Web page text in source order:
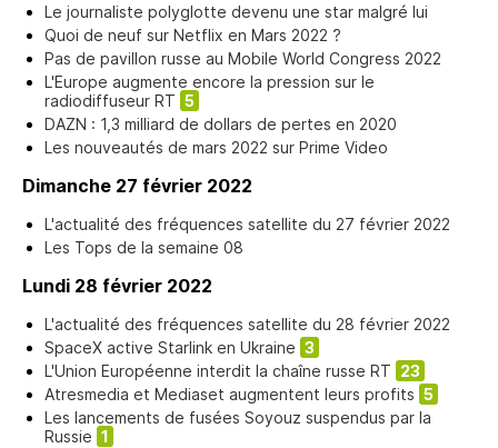
Le journaliste polyglotte devenu une star malgré lui
Quoi de neuf sur Netflix en Mars 2022 ?
Pas de pavillon russe au Mobile World Congress 2022
L'Europe augmente encore la pression sur le
radiodiffuseur RT 5
DAZN : 1,3 milliard de dollars de pertes en 2020
Les nouveautés de mars 2022 sur Prime Video
Dimanche 27 février 2022
L'actualité des fréquences satellite du 27 février 2022
Les Tops de la semaine 08
Lundi 28 février 2022
L'actualité des fréquences satellite du 28 février 2022
SpaceX active Starlink en Ukraine 3
L'Union Européenne interdit la chaîne russe RT 23
Atresmedia et Mediaset augmentent leurs profits 5
Les lancements de fusées Soyouz suspendus par la
Russie 1